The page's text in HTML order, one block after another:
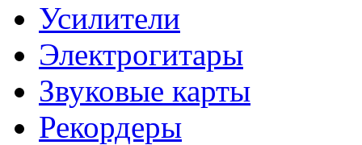
Усилители
Электрогитары
Звуковые карты
Рекордеры